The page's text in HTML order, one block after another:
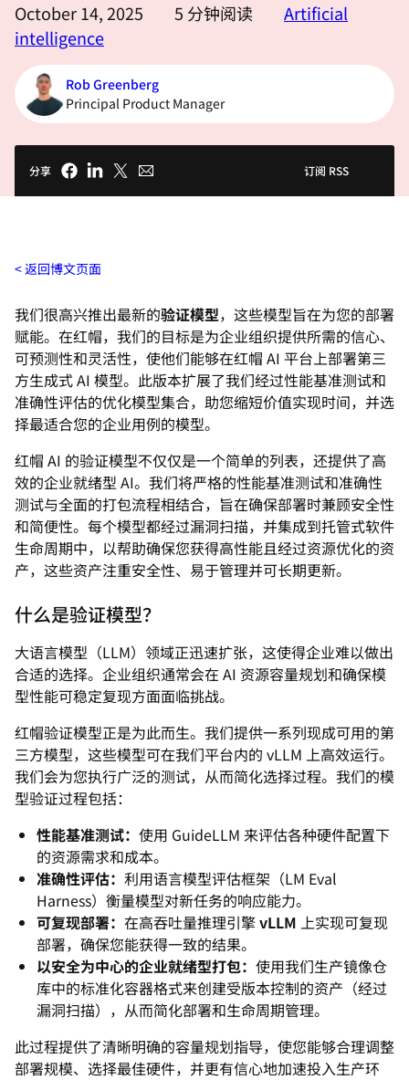
October 14, 2025 5 分钟阅读
Artificial
intelligence
Rob Greenberg
Principal Product Manager
分享 订阅 RSS
返回博文页面
我们很高兴推出最新的验证模型，这些模型旨在为您的部署
赋能。在红帽，我们的目标是为企业组织提供所需的信心、
可预测性和灵活性，使他们能够在红帽 AI 平台上部署第三
方生成式 AI 模型。此版本扩展了我们经过性能基准测试和
准确性评估的优化模型集合，助您缩短价值实现时间，并选
择最适合您的企业用例的模型。
红帽 AI 的验证模型不仅仅是一个简单的列表，还提供了高
效的企业就绪型 AI。我们将严格的性能基准测试和准确性
测试与全面的打包流程相结合，旨在确保部署时兼顾安全性
和简便性。每个模型都经过漏洞扫描，并集成到托管式软件
生命周期中，以帮助确保您获得高性能且经过资源优化的资
产，这些资产注重安全性、易于管理并可长期更新。
什么是验证模型？
大语言模型（LLM）领域正迅速扩张，这使得企业难以做出
合适的选择。企业组织通常会在 AI 资源容量规划和确保模
型性能可稳定复现方面面临挑战。
红帽验证模型正是为此而生。我们提供一系列现成可用的第
三方模型，这些模型可在我们平台内的 vLLM 上高效运行。
我们会为您执行广泛的测试，从而简化选择过程。我们的模
型验证过程包括：
性能基准测试： 使用 GuideLLM 来评估各种硬件配置下
的资源需求和成本。
准确性评估： 利用语言模型评估框架（LM Eval
Harness）衡量模型对新任务的响应能力。
可复现部署： 在高吞吐量推理引擎vLLM 上实现可复现
部署，确保您能获得一致的结果。
以安全为中心的企业就绪型打包： 使用我们生产镜像仓
库中的标准化容器格式来创建受版本控制的资产（经过
漏洞扫描），从而简化部署和生命周期管理。
此过程提供了清晰明确的容量规划指导，使您能够合理调整
部署规模、选择最佳硬件，并更有信心地加速投入生产环